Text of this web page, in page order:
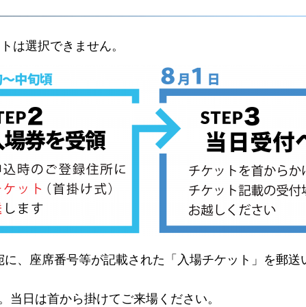
は選択できません。
、座席番号等が記載された「入場チケット」を郵送
日は首から掛けてご来場ください。